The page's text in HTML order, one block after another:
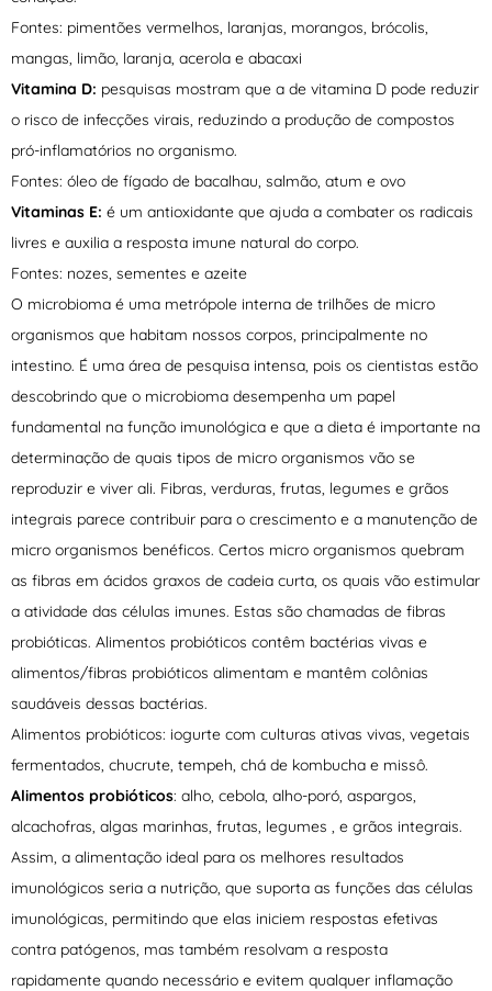
Fontes: pimentões vermelhos, laranjas, morangos, brócolis,
mangas, limão, laranja, acerola e abacaxi
Vitamina D: pesquisas mostram que a de vitamina D pode reduzir
o risco de infecções virais, reduzindo a produção de compostos
pró-inflamatórios no organismo.
Fontes: óleo de fígado de bacalhau, salmão, atum e ovo
Vitaminas E: é um antioxidante que ajuda a combater os radicais
livres e auxilia a resposta imune natural do corpo.
Fontes: nozes, sementes e azeite
O microbioma é uma metrópole interna de trilhões de micro
organismos que habitam nossos corpos, principalmente no
intestino. É uma área de pesquisa intensa, pois os cientistas estão
descobrindo que o microbioma desempenha um papel
fundamental na função imunológica e que a dieta é importante na
determinação de quais tipos de micro organismos vão se
reproduzir e viver ali. Fibras, verduras, frutas, legumes e grãos
integrais parece contribuir para o crescimento e a manutenção de
micro organismos benéficos. Certos micro organismos quebram
as fibras em ácidos graxos de cadeia curta, os quais vão estimular
a atividade das células imunes. Estas são chamadas de fibras
probióticas. Alimentos probióticos contêm bactérias vivas e
alimentos/fibras probióticos alimentam e mantêm colônias
saudáveis dessas bactérias.
Alimentos probióticos: iogurte com culturas ativas vivas, vegetais
fermentados, chucrute, tempeh, chá de kombucha e missô.
Alimentos probióticos: alho, cebola, alho-poró, aspargos,
alcachofras, algas marinhas, frutas, legumes , e grãos integrais.
Assim, a alimentação ideal para os melhores resultados
imunológicos seria a nutrição, que suporta as funções das células
imunológicas, permitindo que elas iniciem respostas efetivas
contra patógenos, mas também resolvam a resposta
rapidamente quando necessário e evitem qualquer inflamação